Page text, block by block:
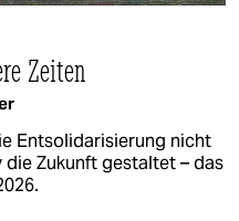
Zeiten
Entsolidarisierung nicht
Zukunft gestaltet – das